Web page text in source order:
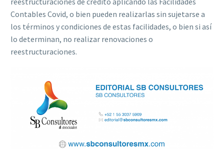
Contables Covid, o bien pueden realizarlas sin sujetarse a
los términos y condiciones de estas facilidades, o bien si así
lo determinan, no realizar renovaciones o
reestructuraciones.